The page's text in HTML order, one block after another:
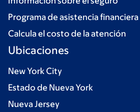
Programa de asistencia financiera
Calcula el costo de la atención
Ubicaciones
New York City
Estado de Nueva York
Nueva Jersey